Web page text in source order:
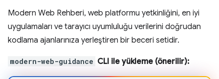
Modern Web Rehberi, web platformu yetkinliğini, en iyi
uygulamaları ve tarayıcı uyumluluğu verilerini doğrudan
kodlama ajanlarınıza yerleştiren bir beceri setidir.
modern-web-guidance CLI ile yükleme (önerilir):